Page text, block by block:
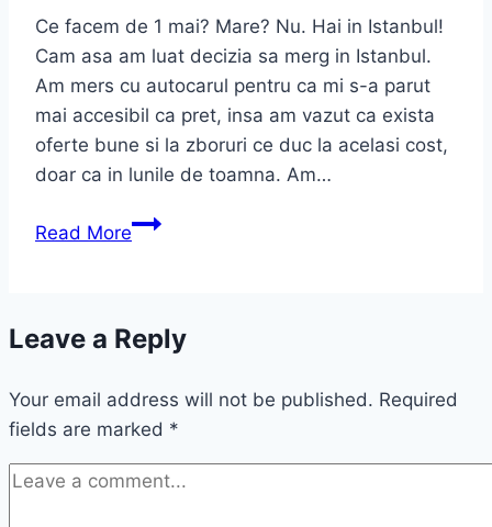
Ce facem de 1 mai? Mare? Nu. Hai in Istanbul!
Cam asa am luat decizia sa merg in Istanbul.
Am mers cu autocarul pentru ca mi s-a parut
mai accesibil ca pret, insa am vazut ca exista
oferte bune si la zboruri ce duc la acelasi cost,
doar ca in lunile de toamna. Am…
Read More
Leave a Reply
Your email address will not be published. Required
fields are marked *